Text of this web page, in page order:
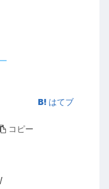
はてブ
コピー